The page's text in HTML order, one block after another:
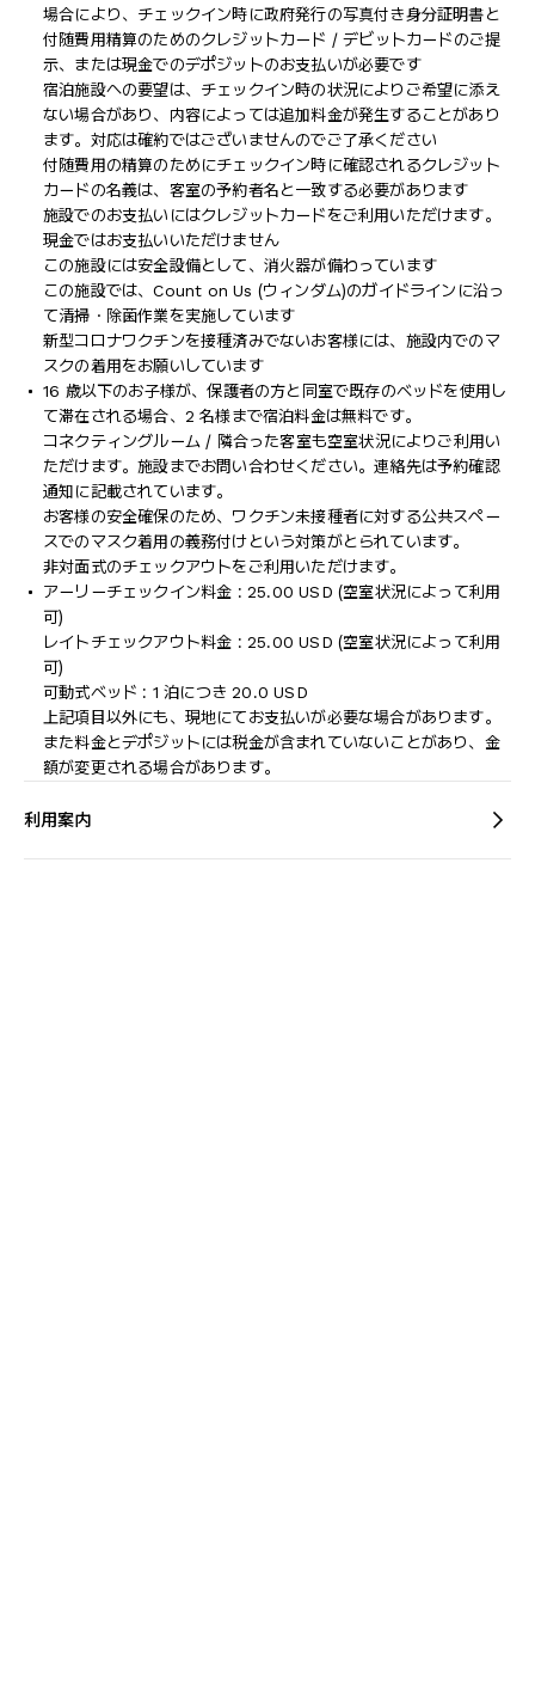
場合により、チェックイン時に政府発行の写真付き身分証明書と
付随費用精算のためのクレジットカード / デビットカードのご提
示、または現金でのデポジットのお支払いが必要です
宿泊施設への要望は、チェックイン時の状況によりご希望に添え
ない場合があり、内容によっては追加料金が発生することがあり
ます。対応は確約ではございませんのでご了承ください
付随費用の精算のためにチェックイン時に確認されるクレジット
カードの名義は、客室の予約者名と一致する必要があります
施設でのお支払いにはクレジットカードをご利用いただけます。
現金ではお支払いいただけません
この施設には安全設備として、消火器が備わっています
この施設では、Count on Us (ウィンダム)のガイドラインに沿っ
て清掃・除菌作業を実施しています
新型コロナワクチンを接種済みでないお客様には、施設内でのマ
スクの着用をお願いしています
16 歳以下のお子様が、保護者の方と同室で既存のベッドを使用し
て滞在される場合、2 名様まで宿泊料金は無料です。
コネクティングルーム / 隣合った客室も空室状況によりご利用い
ただけます。施設までお問い合わせください。連絡先は予約確認
通知に記載されています。
お客様の安全確保のため、ワクチン未接種者に対する公共スペー
スでのマスク着用の義務付けという対策がとられています。
非対面式のチェックアウトをご利用いただけます。
アーリーチェックイン料金 : 25.00 USD (空室状況によって利用
可)
レイトチェックアウト料金 : 25.00 USD (空室状況によって利用
可)
可動式ベッド : 1 泊につき 20.0 USD
上記項目以外にも、現地にてお支払いが必要な場合があります。
また料金とデポジットには税金が含まれていないことがあり、金
額が変更される場合があります。
利用案内